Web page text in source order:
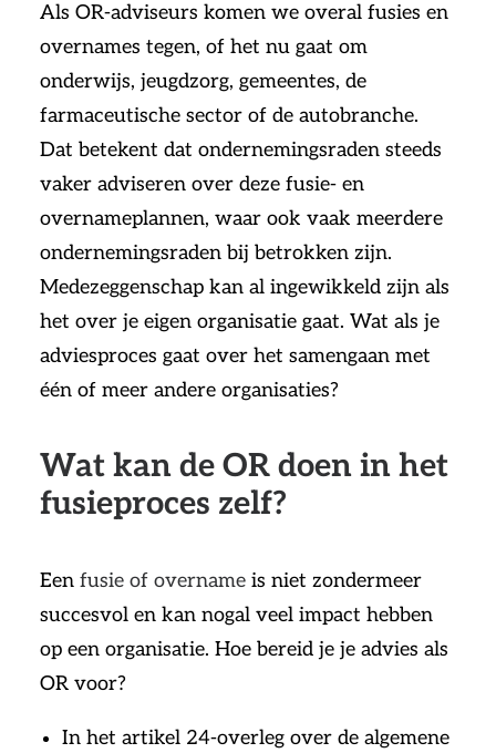
Als OR-adviseurs komen we overal fusies en
overnames tegen, of het nu gaat om
onderwijs, jeugdzorg, gemeentes, de
farmaceutische sector of de autobranche.
Dat betekent dat ondernemingsraden steeds
vaker adviseren over deze fusie- en
overnameplannen, waar ook vaak meerdere
ondernemingsraden bij betrokken zijn.
Medezeggenschap kan al ingewikkeld zijn als
het over je eigen organisatie gaat. Wat als je
adviesproces gaat over het samengaan met
één of meer andere organisaties?
Wat kan de OR doen in het
fusieproces zelf?
Een fusie of overname is niet zondermeer
succesvol en kan nogal veel impact hebben
op een organisatie. Hoe bereid je je advies als
OR voor?
In het artikel 24-overleg over de algemene